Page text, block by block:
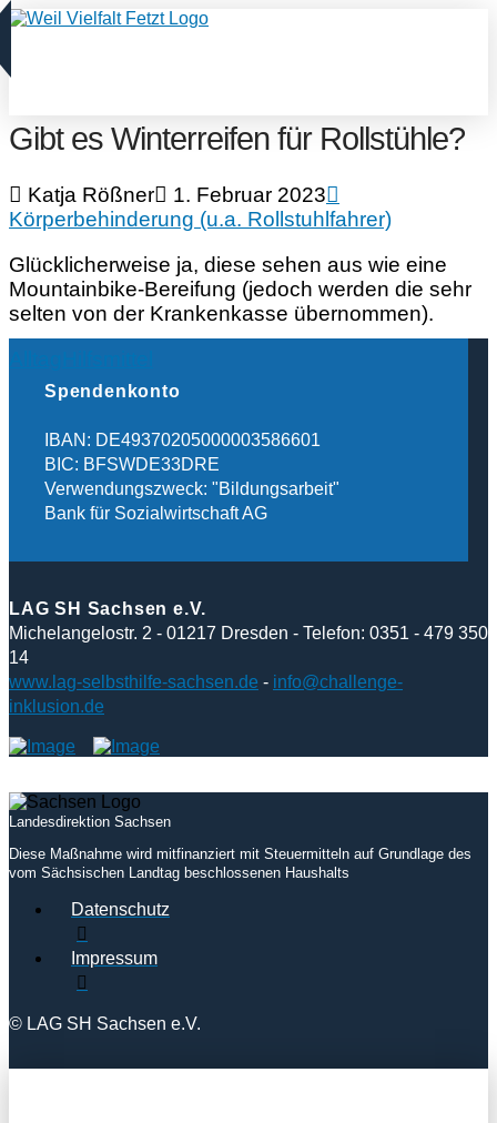
Gibt es Winterreifen für Rollstühle?
Katja Rößner
1. Februar 2023
Körperbehinderung (u.a. Rollstuhlfahrer)
Glücklicherweise ja, diese sehen aus wie eine
Mountainbike-Bereifung (jedoch werden die sehr
selten von der Krankenkasse übernommen).
Spendenkonto
IBAN: DE49370205000003586601
BIC: BFSWDE33DRE
Verwendungszweck: "Bildungsarbeit"
Bank für Sozialwirtschaft AG
LAG SH Sachsen e.V.
Michelangelostr. 2 - 01217 Dresden - Telefon: 0351 - 479 350
14
www.lag-selbsthilfe-sachsen.de - info@challenge-
inklusion.de
Landesdirektion Sachsen
Diese Maßnahme wird mitfinanziert mit Steuermitteln auf Grundlage des
vom Sächsischen Landtag beschlossenen Haushalts
Datenschutz
Impressum
© LAG SH Sachsen e.V.